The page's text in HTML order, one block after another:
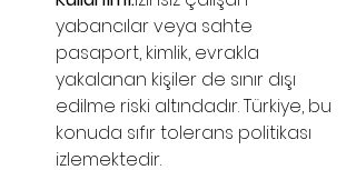
yabancılar veya sahte
pasaport, kimlik, evrakla
yakalanan kişiler de sınır dışı
edilme riski altındadır. Türkiye, bu
konuda sıfır tolerans politikası
izlemektedir.